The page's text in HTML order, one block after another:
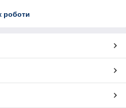
роботи